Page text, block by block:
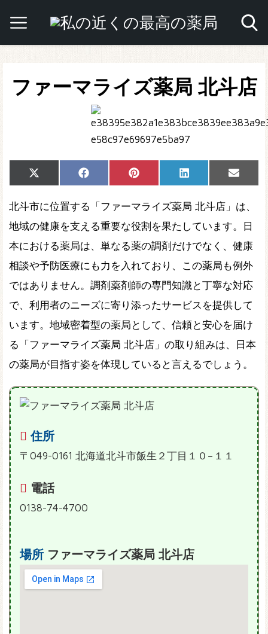
ファーマライズ薬局 北斗店
Share
on
X
(Twitter)
Share
on
Facebook Share
on
Pinterest Share
on
LinkedIn
Share
on
Email
北斗市に位置する「ファーマライズ薬局 北斗店」は、
地域の健康を支える重要な役割を果たしています。日
本における薬局は、単なる薬の調剤だけでなく、健康
相談や予防医療にも力を入れており、この薬局も例外
ではありません。調剤薬剤師の専門知識と丁寧な対応
で、利用者のニーズに寄り添ったサービスを提供して
います。地域密着型の薬局として、信頼と安心を届け
る「ファーマライズ薬局 北斗店」の取り組みは、日本
の薬局が目指す姿を体現していると言えるでしょう。
住所
〒049-0161 北海道北斗市飯生２丁目１０−１１
電話
0138-74-4700
場所 ファーマライズ薬局 北斗店